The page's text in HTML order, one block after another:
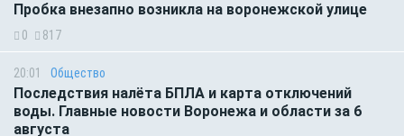
Пробка внезапно возникла на воронежской улице
0 817
20:01 Общество
Последствия налёта БПЛА и карта отключений
воды. Главные новости Воронежа и области за 6
августа